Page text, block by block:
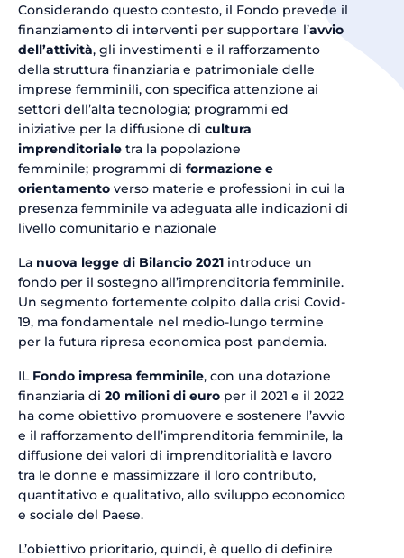
Considerando questo contesto, il Fondo prevede il
finanziamento di interventi per supportare l’avvio
dell’attività, gli investimenti e il rafforzamento
della struttura finanziaria e patrimoniale delle
imprese femminili, con specifica attenzione ai
settori dell’alta tecnologia; programmi ed
iniziative per la diffusione di cultura
imprenditoriale tra la popolazione
femminile; programmi di formazione e
orientamento verso materie e professioni in cui la
presenza femminile va adeguata alle indicazioni di
livello comunitario e nazionale
La nuova legge di Bilancio 2021 introduce un
fondo per il sostegno all’imprenditoria femminile.
Un segmento fortemente colpito dalla crisi Covid-
19, ma fondamentale nel medio-lungo termine
per la futura ripresa economica post pandemia.
ILFondo impresa femminile, con una dotazione
finanziaria di 20 milioni di euro per il 2021 e il 2022
ha come obiettivo promuovere e sostenere l’avvio
e il rafforzamento dell’imprenditoria femminile, la
diffusione dei valori di imprenditorialità e lavoro
tra le donne e massimizzare il loro contributo,
quantitativo e qualitativo, allo sviluppo economico
e sociale del Paese.
L’obiettivo prioritario, quindi, è quello di definire